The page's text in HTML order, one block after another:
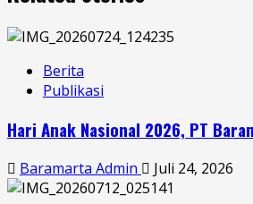
Berita
Publikasi
Hari Anak Nasional 2026, PT
Baramarta Admin Juli 24, 2026